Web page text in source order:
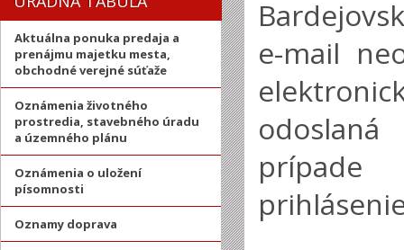
Aktuálna ponuka predaja a
prenájmu majetku mesta,
obchodné verejné súťaže
Oznámenia životného
prostredia, stavebného úradu
a územného plánu
Oznámenia o uložení
písomnosti
Oznamy doprava
e-mail
prípade